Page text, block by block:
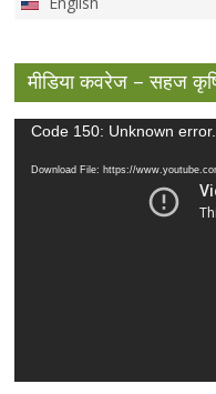
मीडिया कवरेज – सहज
Video
Code 150: Unknown error.
Download File: https://